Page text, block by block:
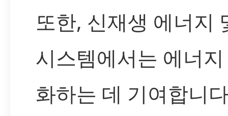
또한, 신재생 에너지
시스템에서는 에너
화하는 데 기여합니